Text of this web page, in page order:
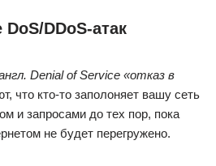
DDoS-атак
Denial of Service «отказ в
что кто-то заполоняет вашу сеть
и запросами до тех пор, пока
не будет перегружено.